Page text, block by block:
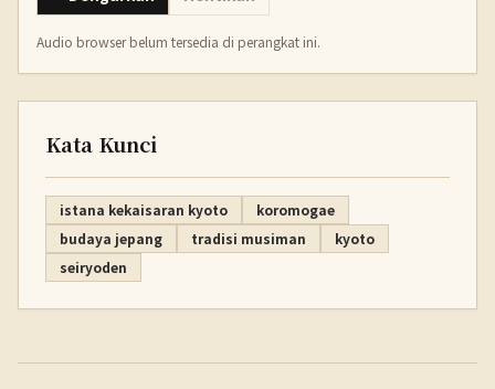
Audio browser belum tersedia di perangkat ini.
Kata Kunci
istana kekaisaran kyoto
koromogae
budaya jepang
tradisi musiman
kyoto
seiryoden